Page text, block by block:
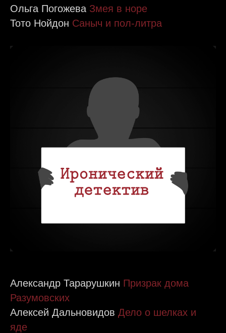
Ольга Погожева Змея в норе
Тото Нойдон Саныч и пол-литра
Александр Тарарушкин Призрак дома
Разумовских
Алексей Дальновидов Дело о шелках и
яде